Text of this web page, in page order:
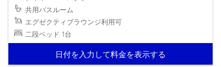
共用バスルーム
エグゼクティブラウンジ利用可
二段ベッド 1台
日付を入力して料金を表示する